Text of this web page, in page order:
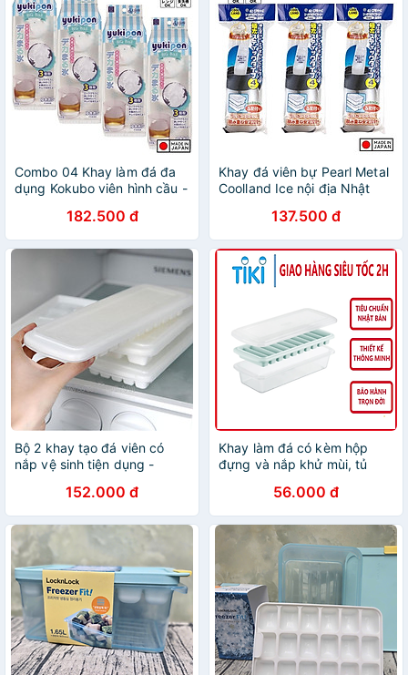
Combo 04 Khay làm đá đa
dụng Kokubo viên hình cầu -
182.500 đ
Khay đá viên bự Pearl Metal
Coolland Ice nội địa Nhật
137.500 đ
Bộ 2 khay tạo đá viên có
nắp vệ sinh tiện dụng -
152.000 đ
Khay làm đá có kèm hộp
đựng và nắp khử mùi, tủ
56.000 đ